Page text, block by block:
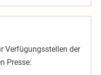
Verfügungsstellen der
Presse: